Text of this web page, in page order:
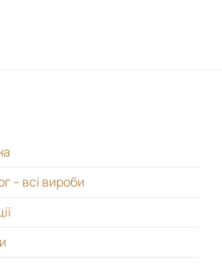
– всі вироби